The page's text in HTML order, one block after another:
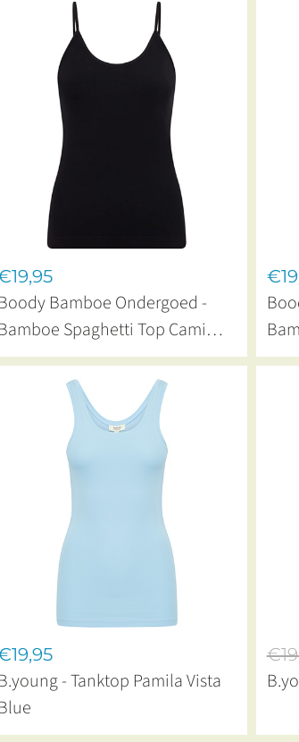
Bamboe Ondergoed -
Spaghetti Top Cami
- Tanktop Pamila Vista